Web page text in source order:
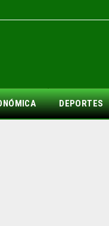
DEPORTES